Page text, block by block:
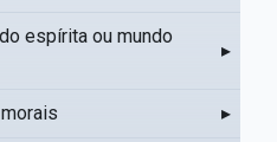
espírita ou mundo
▸
▸